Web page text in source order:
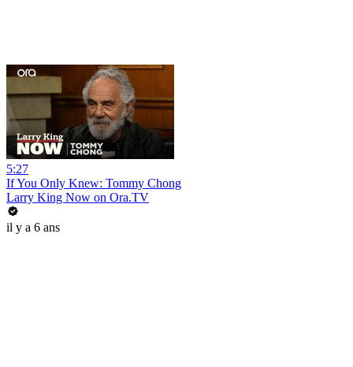
5:27
If You Only Knew: Tommy Chong
Larry King Now on Ora.TV
il y a 6 ans